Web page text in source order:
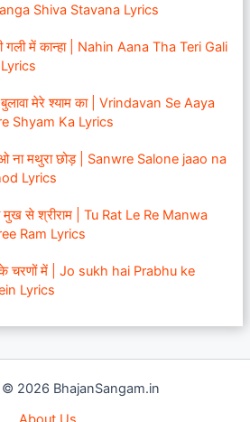
Shiva Stavana Lyrics
गली में कान्हा | Nahin Aana Tha Teri Gali
मेरे श्याम का | Vrindavan Se Aaya
Shyam Ka Lyrics
ना मथुरा छोड़ | Sanwre Salone jaao na
Lyrics
मुख से श्रीराम | Tu Rat Le Re Manwa
Ram Lyrics
चरणों में | Jo sukh hai Prabhu ke
Lyrics
2026 BhajanSangam.in